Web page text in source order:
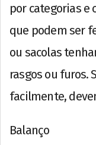
por categorias e
que podem ser
ou sacolas
rasgos ou furos.
facilmente,
Balanço